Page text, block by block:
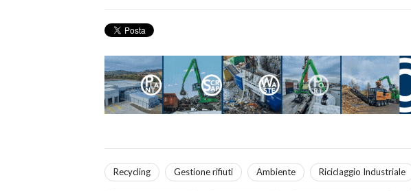
Recycling Gestione rifiuti Ambiente Riciclaggio Industriale